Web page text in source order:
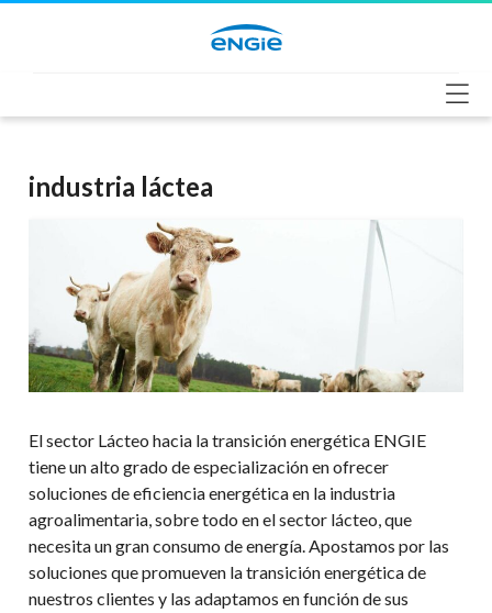
industria láctea
El sector Lácteo hacia la transición energética ENGIE
tiene un alto grado de especialización en ofrecer
soluciones de eficiencia energética en la industria
agroalimentaria, sobre todo en el sector lácteo, que
necesita un gran consumo de energía. Apostamos por las
soluciones que promueven la transición energética de
nuestros clientes y las adaptamos en función de sus